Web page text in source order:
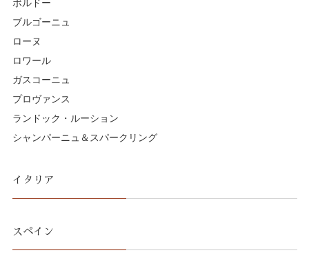
ボルドー
ブルゴーニュ
ローヌ
ロワール
ガスコーニュ
プロヴァンス
ランドック・ルーション
シャンパーニュ＆スパークリング
イタリア
スペイン